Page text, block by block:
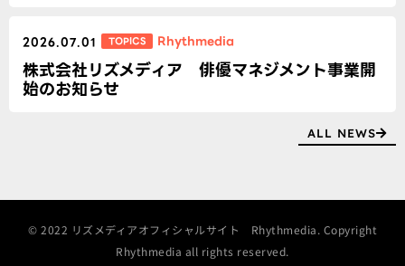
2026.07.01 TOPICS Rhythmedia
株式会社リズメディア 俳優マネジメント事業開
始のお知らせ
ALL NEWS
© 2022 リズメディアオフィシャルサイト Rhythmedia. Copyright
Rhythmedia all rights reserved.